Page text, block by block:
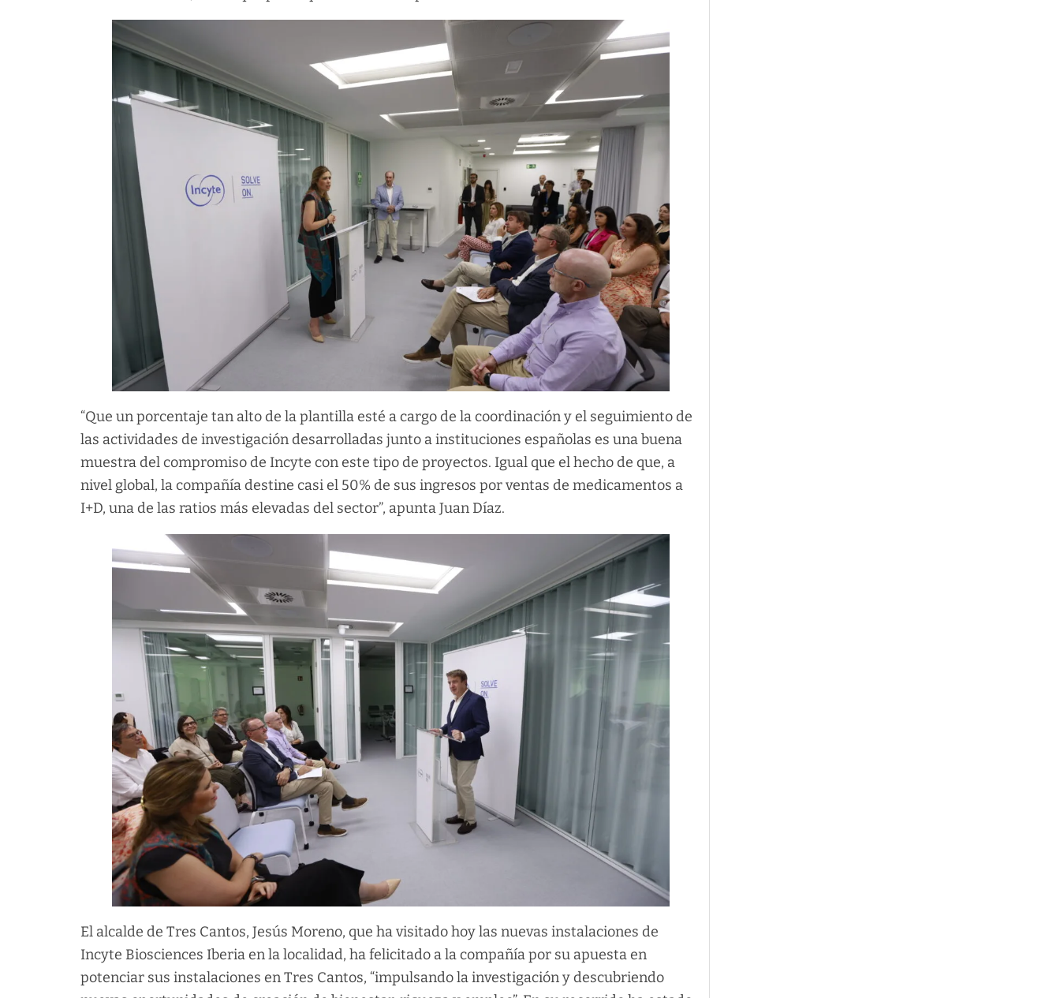
“Que un porcentaje tan alto de la plantilla esté a cargo de la coordinación y el seguimiento de
las actividades de investigación desarrolladas junto a instituciones españolas es una buena
muestra del compromiso de Incyte con este tipo de proyectos. Igual que el hecho de que, a
nivel global, la compañía destine casi el 50% de sus ingresos por ventas de medicamentos a
I+D, una de las ratios más elevadas del sector”, apunta Juan Díaz.
El alcalde de Tres Cantos, Jesús Moreno, que ha visitado hoy las nuevas instalaciones de
Incyte Biosciences Iberia en la localidad, ha felicitado a la compañía por su apuesta en
potenciar sus instalaciones en Tres Cantos, “impulsando la investigación y descubriendo